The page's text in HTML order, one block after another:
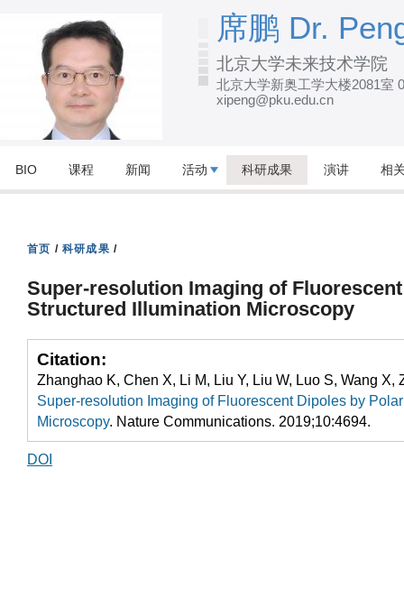
转
到
页
主
要
分
席鹏 Dr.
北京大学未来技术学院
北京大学新奥工学大楼2081室
xipeng@pku.edu.cn
BIO 课程 新闻 活动 科研成果 演讲 相
首页 / 科研成果 /
Super-resolution Imaging of
Structured Illumination Microscopy
Citation:
Zhanghao K, Chen X, Li M, Liu Y, Liu W, Luo S, Wang X,
Super-resolution Imaging of Fluorescent Dipoles by
Microscopy. Nature Communications. 2019;10:4694.
DOI